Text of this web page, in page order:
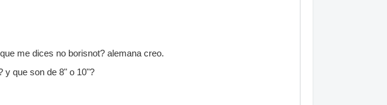
me dices no borisnot? alemana creo.
y que son de 8" o 10"?